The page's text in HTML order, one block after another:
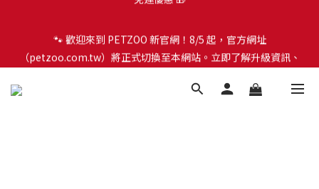
（petzoo.com.tw）將正式切換至本網站。立即了解升級資訊、
會員權益及常見問題 ＞
（petzoo.com.tw）將正式切換至本網站。立即了解升級資訊、
會員權益及常見問題 ＞
✨【新朋友見面禮】現在註冊即領 $100 購物金！全館滿 $1,500 享